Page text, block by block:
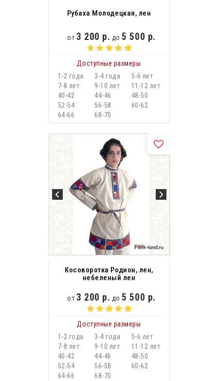
Рубаха Молодецкая, лен
от 3 200 р. до5 500 р.
Доступные размеры
1-2 года
3-4 года
5-6 лет
7-8 лет
9-10 лет
11-12 лет
40-42
44-46
48-50
52-54
56-58
60-62
64-66
68-70
Косоворотка Родион, лен,
небеленый лен
от 3 200 р. до5 500 р.
Доступные размеры
1-2 года
3-4 года
5-6 лет
7-8 лет
9-10 лет
11-12 лет
40-42
44-46
48-50
52-54
56-58
60-62
64-66
68-70